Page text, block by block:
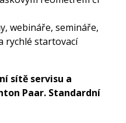
webináře, semináře,
rychlé startovací
sítě servisu a
Paar. Standardní